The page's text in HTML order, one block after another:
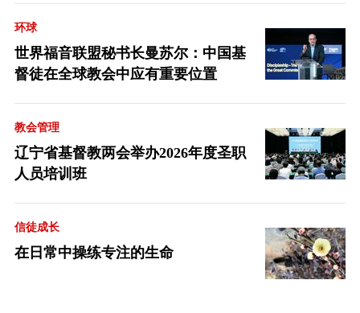
环球
世界福音联盟秘书长曼苏尔：中国基
督徒在全球教会中应有重要位置
教会管理
辽宁省基督教两会举办2026年度圣职
人员培训班
信徒成长
在日常中操练专注的生命